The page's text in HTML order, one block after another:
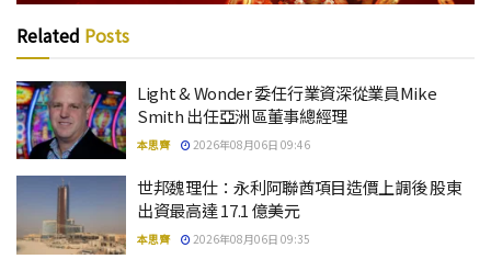
Related Posts
Light & Wonder 委任行業資深從業員Mike
Smith 出任亞洲區董事總經理
本思齊 2026年08月06日 09:46
世邦魏理仕：永利阿聯酋項目造價上調後 股東
出資最高達 17.1 億美元
本思齊 2026年08月06日 09:35